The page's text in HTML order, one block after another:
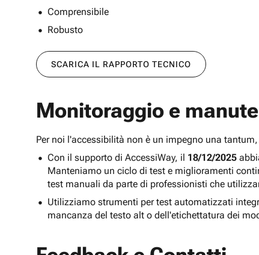
Comprensibile
Robusto
SCARICA IL RAPPORTO TECNICO
Monitoraggio e
Per noi l'accessibilità non è un impegno una
Con il supporto di AccessiWay, il 18/12/2025
Manteniamo un ciclo di test e miglioramenti
test manuali da parte di professionisti che
Utilizziamo strumenti per test automatizzati
mancanza del testo alt o dell'etichettatura dei